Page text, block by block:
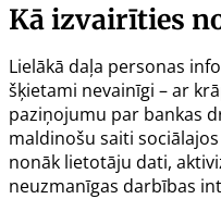
Kā izvairīties
Lielākā daļa personas
šķietami nevainīgi – ar
paziņojumu par bankas
maldinošu saiti
nonāk lietotāju dati,
neuzmanīgas darbības